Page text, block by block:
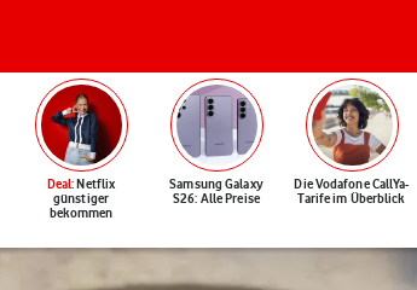
Deal: Netflix
günstiger
bekommen
Samsung Galaxy
S26: Alle Preise
Die Vodafone CallYa-
Tarife im Überblick